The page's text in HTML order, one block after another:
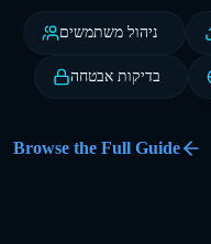
ניהול משתמשים
בדיקות אבטחה
Browse the Full Guide